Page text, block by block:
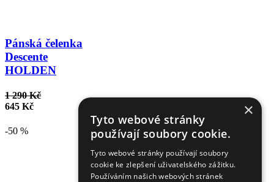
Pánská čelenka
Descente
HOLDEN
1 290 Kč
645 Kč
-50 %
×
Tyto webové stránky
používají soubory cookie.
Tyto webové stránky používají soubory
cookie ke zlepšení uživatelského zážitku.
Používáním našich webových stránek